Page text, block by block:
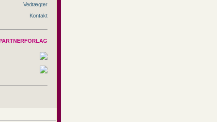
Vedtægter
Kontakt